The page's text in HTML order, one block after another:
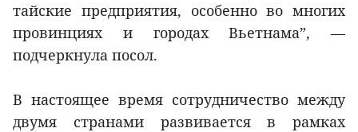
тайские предприятия, особенно во многих
провинциях и городах Вьетнама”, —
подчеркнула посол.
В настоящее время сотрудничество между
двумя странами развивается в рамках